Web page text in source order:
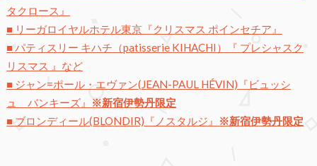
タクロース』
■ リーガロイヤルホテル東京『クリスマス ポインセチア』
■ パティスリー キハチ（patisserie KIHACHI）『 プレシャスク
リスマス 』など
■ ジャン=ポール・エヴァン(JEAN-PAUL HÉVIN)『ビュッシ
ュ バンキーズ』
※新宿伊勢丹限定
■ ブロンディール(BLONDIR)『ノスタルジ』
※新宿伊勢丹限定